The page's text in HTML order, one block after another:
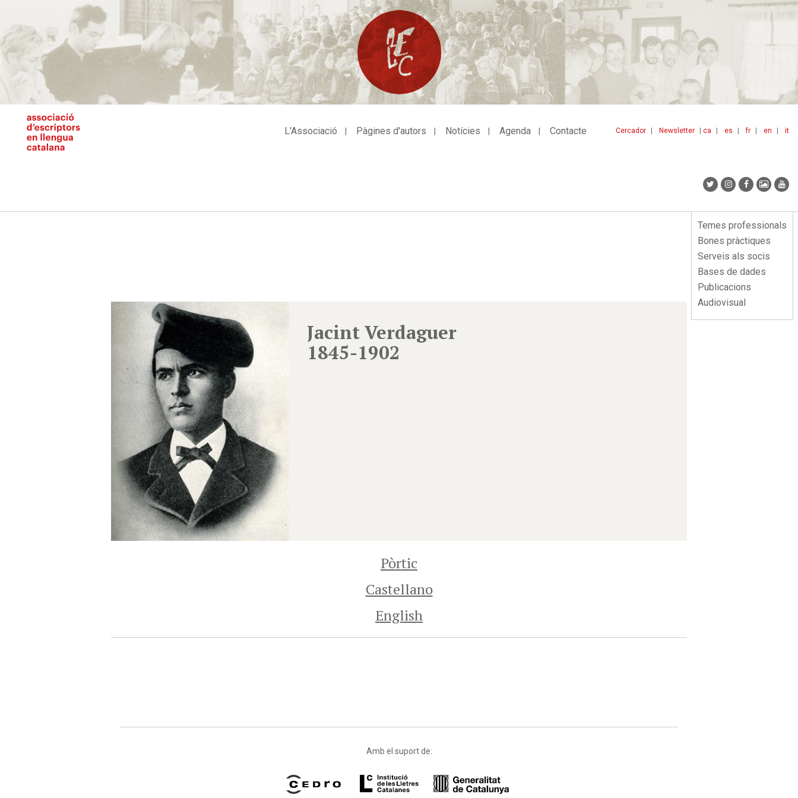
contingut
ca es fr en it
Cercador Newsletter
L'Associació Pàgines d'autors Notícies Agenda Contacte
Menu
lateral
Temes professionals
Bones pràctiques
Serveis als socis
Bases de dades
Publicacions
Audiovisual
Jacint Verdaguer
1845-1902
Pòrtic
Castellano
English
Amb el suport de: